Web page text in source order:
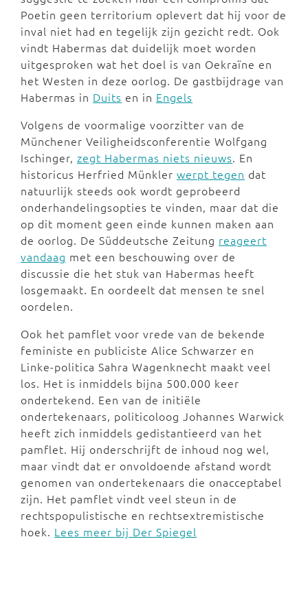
Poetin geen territorium oplevert dat hij voor de
inval niet had en tegelijk zijn gezicht redt. Ook
vindt Habermas dat duidelijk moet worden
uitgesproken wat het doel is van Oekraïne en
het Westen in deze oorlog. De gastbijdrage van
Habermas in Duits en in Engels
Volgens de voormalige voorzitter van de
Münchener Veiligheidsconferentie Wolfgang
Ischinger, zegt Habermas niets nieuws. En
historicus Herfried Münkler werpt tegen dat
natuurlijk steeds ook wordt geprobeerd
onderhandelingsopties te vinden, maar dat die
op dit moment geen einde kunnen maken aan
de oorlog. De Süddeutsche Zeitung reageert
vandaag met een beschouwing over de
discussie die het stuk van Habermas heeft
losgemaakt. En oordeelt dat mensen te snel
oordelen.
Ook het pamflet voor vrede van de bekende
feministe en publiciste Alice Schwarzer en
Linke-politica Sahra Wagenknecht maakt veel
los. Het is inmiddels bijna 500.000 keer
ondertekend. Een van de initiële
ondertekenaars, politicoloog Johannes Warwick
heeft zich inmiddels gedistantieerd van het
pamflet. Hij onderschrijft de inhoud nog wel,
maar vindt dat er onvoldoende afstand wordt
genomen van ondertekenaars die onacceptabel
zijn. Het pamflet vindt veel steun in de
rechtspopulistische en rechtsextremistische
hoek. Lees meer bij Der Spiegel